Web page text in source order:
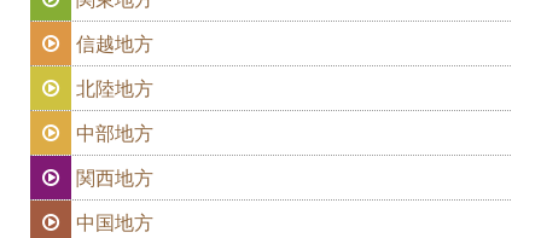
信越地方
北陸地方
中部地方
関西地方
中国地方